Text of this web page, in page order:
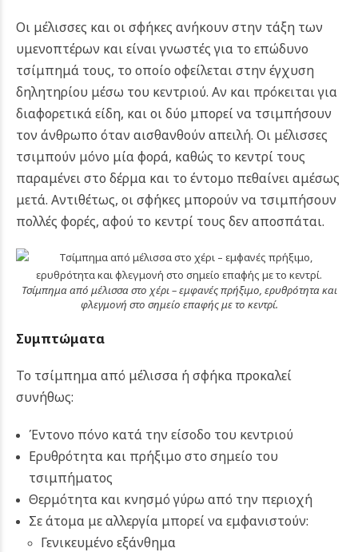
Οι μέλισσες και οι σφήκες ανήκουν στην τάξη των
υμενοπτέρων και είναι γνωστές για το επώδυνο
τσίμπημά τους, το οποίο οφείλεται στην έγχυση
δηλητηρίου μέσω του κεντριού. Αν και πρόκειται για
διαφορετικά είδη, και οι δύο μπορεί να τσιμπήσουν
τον άνθρωπο όταν αισθανθούν απειλή. Οι μέλισσες
τσιμπούν μόνο μία φορά, καθώς το κεντρί τους
παραμένει στο δέρμα και το έντομο πεθαίνει αμέσως
μετά. Αντιθέτως, οι σφήκες μπορούν να τσιμπήσουν
πολλές φορές, αφού το κεντρί τους δεν αποσπάται.
Τσίμπημα από μέλισσα στο χέρι – εμφανές πρήξιμο, ερυθρότητα και
φλεγμονή στο σημείο επαφής με το κεντρί.
Συμπτώματα
Το τσίμπημα από μέλισσα ή σφήκα προκαλεί
συνήθως:
Έντονο πόνο κατά την είσοδο του κεντριού
Ερυθρότητα και πρήξιμο στο σημείο του
τσιμπήματος
Θερμότητα και κνησμό γύρω από την περιοχή
Σε άτομα με αλλεργία μπορεί να εμφανιστούν:
Γενικευμένο εξάνθημα